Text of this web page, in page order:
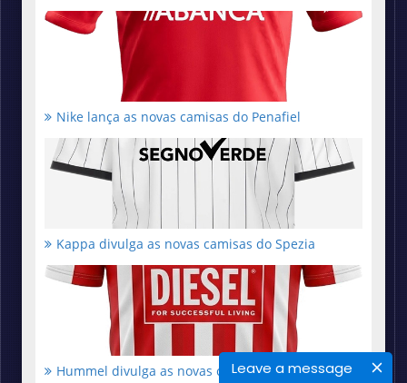
Leave a message
Nike lança as novas camisas do Penafiel
Kappa divulga as novas camisas do Spezia
Hummel divulga as novas camisas do Vicenza